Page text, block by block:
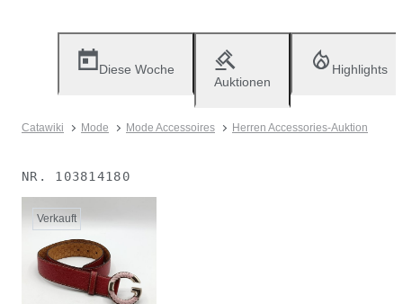
Diese Woche
Auktionen
Highlights
Catawiki Mode Mode Accessoires Herren Accessories-Auktion
NR. 103814180
Verkauft